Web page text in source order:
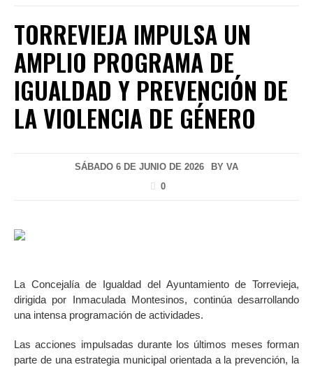
TORREVIEJA IMPULSA UN
AMPLIO PROGRAMA DE
IGUALDAD Y PREVENCIÓN DE
LA VIOLENCIA DE GÉNERO
SÁBADO 6 DE JUNIO DE 2026 BY VA
0
La Concejalía de Igualdad del Ayuntamiento de Torrevieja,
dirigida por Inmaculada Montesinos, continúa desarrollando
una intensa programación de actividades.
Las acciones impulsadas durante los últimos meses forman
parte de una estrategia municipal orientada a la prevención, la